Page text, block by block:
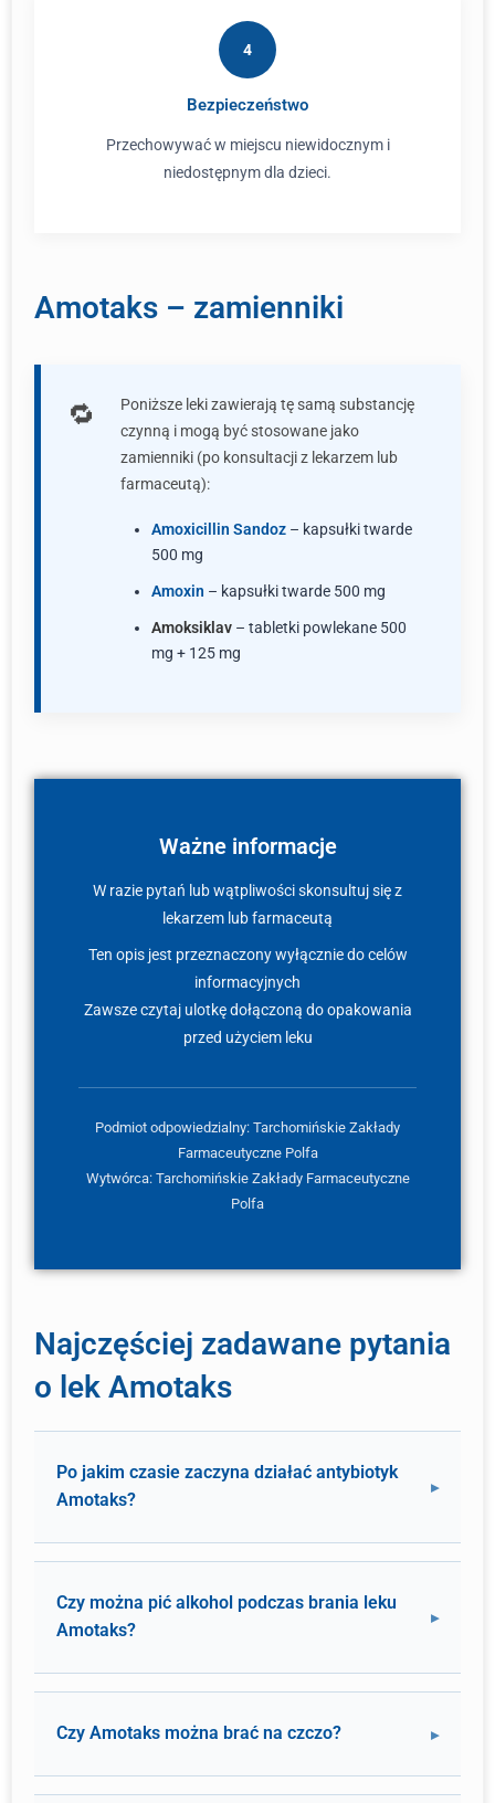
4
Bezpieczeństwo
Przechowywać w miejscu niewidocznym i
niedostępnym dla dzieci.
Amotaks – zamienniki
Poniższe leki zawierają tę samą substancję
czynną i mogą być stosowane jako
zamienniki (po konsultacji z lekarzem lub
farmaceutą):
Amoxicillin Sandoz – kapsułki twarde
500 mg
Amoxin – kapsułki twarde 500 mg
Amoksiklav – tabletki powlekane 500
mg + 125 mg
Ważne informacje
W razie pytań lub wątpliwości skonsultuj się z
lekarzem lub farmaceutą
Ten opis jest przeznaczony wyłącznie do celów
informacyjnych
Zawsze czytaj ulotkę dołączoną do opakowania
przed użyciem leku
Podmiot odpowiedzialny: Tarchomińskie Zakłady
Farmaceutyczne Polfa
Wytwórca: Tarchomińskie Zakłady Farmaceutyczne
Polfa
Najczęściej zadawane pytania
o lek Amotaks
Po jakim czasie zaczyna działać antybiotyk
Amotaks?
Czy można pić alkohol podczas brania leku
Amotaks?
Czy Amotaks można brać na czczo?